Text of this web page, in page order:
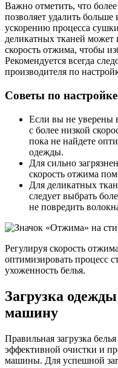
Важно отметить, что
позволяет удалить
ускорению процесса
деликатных тканей может
скорость отжима, чтобы
Рекомендуется всегда
производителя по
Советы по
Если вы не уверены
с более низкой
пока не найдете
одежды.
Для сильно
скорость отжима
Для деликатных
следует выбрать
не повредить
Регулируя скорость
оптимизировать процесс
ухоженность белья.
Загрузка
машину
Правильная загрузка
эффективной очистки и
машины. Для успешной